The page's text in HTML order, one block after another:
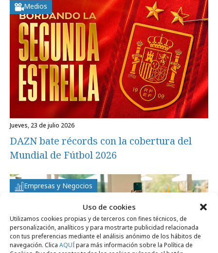
Uso de cookies
Utilizamos cookies propias y de terceros con fines técnicos, de
personalización, analíticos y para mostrarte publicidad relacionada
con tus preferencias mediante el análisis anónimo de los hábitos de
navegación. Clica AQUÍpara más información sobre la Política de
Medios
jueves, 23 de julio 2026
DAZN bate récords con la cobertura del
Mundial de Fútbol 2026
Empresas y Negocios